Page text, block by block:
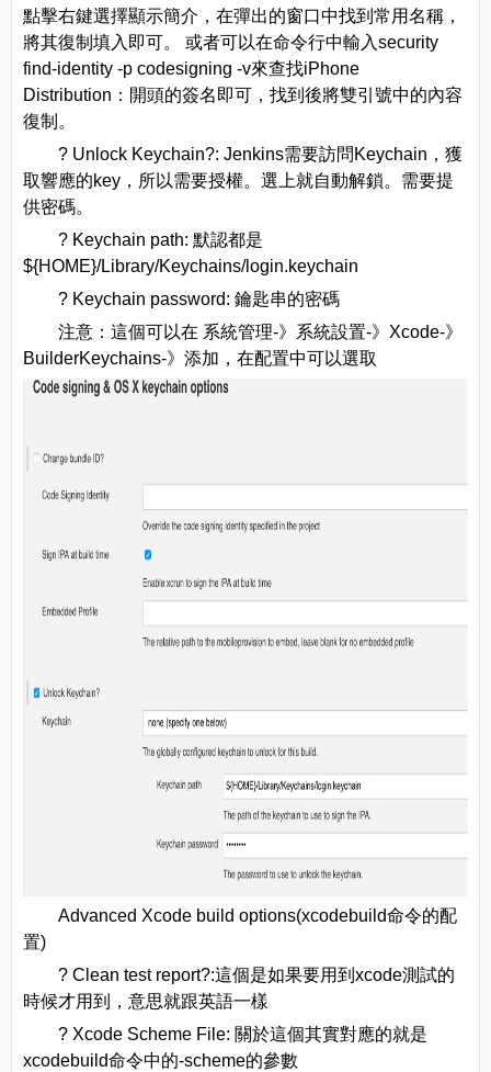
點擊右鍵選擇顯示簡介，在彈出的窗口中找到常用名稱，
將其復制填入即可。 或者可以在命令行中輸入security
find-identity -p codesigning -v來查找iPhone
Distribution：開頭的簽名即可，找到後將雙引號中的內容
復制。
? Unlock Keychain?: Jenkins需要訪問Keychain，獲
取響應的key，所以需要授權。選上就自動解鎖。需要提
供密碼。
? Keychain path: 默認都是
${HOME}/Library/Keychains/login.keychain
? Keychain password: 鑰匙串的密碼
注意：這個可以在 系統管理-》系統設置-》Xcode-》
BuilderKeychains-》添加，在配置中可以選取
Advanced Xcode build options(xcodebuild命令的配
置)
? Clean test report?:這個是如果要用到xcode測試的
時候才用到，意思就跟英語一樣
? Xcode Scheme File: 關於這個其實對應的就是
xcodebuild命令中的-scheme的參數